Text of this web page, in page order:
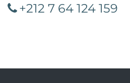
+212 7 64 124 159